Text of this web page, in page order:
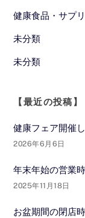
健康食品・サプ
未分類
未分類
【最近の投稿】
健康フェア開催
2026年6月6日
年末年始の営業
2025年11月18日
お盆期間の閉店